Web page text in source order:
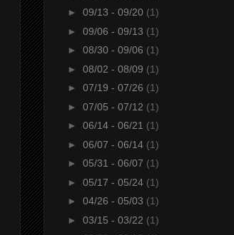
► 09/13 - 09/20 (1)
► 09/06 - 09/13 (1)
► 08/30 - 09/06 (1)
► 08/02 - 08/09 (1)
► 07/19 - 07/26 (1)
► 07/05 - 07/12 (1)
► 06/14 - 06/21 (1)
► 06/07 - 06/14 (1)
► 05/31 - 06/07 (1)
► 05/17 - 05/24 (1)
► 04/26 - 05/03 (1)
► 03/15 - 03/22 (1)